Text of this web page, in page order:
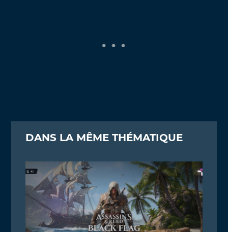
DANS LA MÊME THÉMATIQUE